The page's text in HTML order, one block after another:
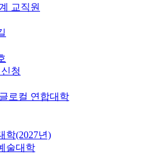
교직원
청
로컬 연합대학
학(2027년)
술대학